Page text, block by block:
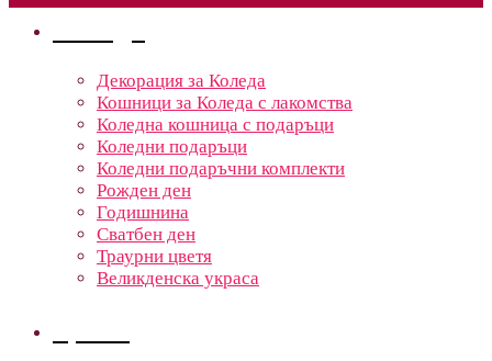
Декорация за Коледа
Кошници за Коледа с лакомства
Коледна кошница с подаръци
Коледни подаръци
Коледни подаръчни комплекти
Рожден ден
Годишнина
Сватбен ден
Траурни цветя
Великденска украса